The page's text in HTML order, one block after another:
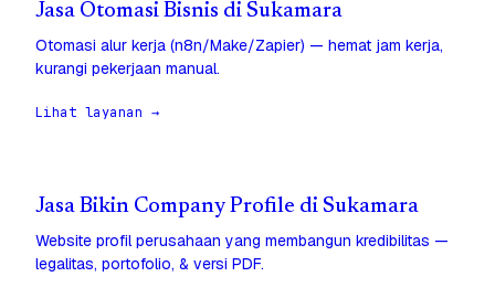
Jasa Otomasi Bisnis di Sukamara
Otomasi alur kerja (n8n/Make/Zapier) — hemat jam kerja,
kurangi pekerjaan manual.
Lihat layanan →
Jasa Bikin Company Profile di Sukamara
Website profil perusahaan yang membangun kredibilitas —
legalitas, portofolio, & versi PDF.